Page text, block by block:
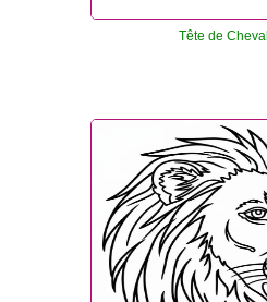
Tête de Cheval